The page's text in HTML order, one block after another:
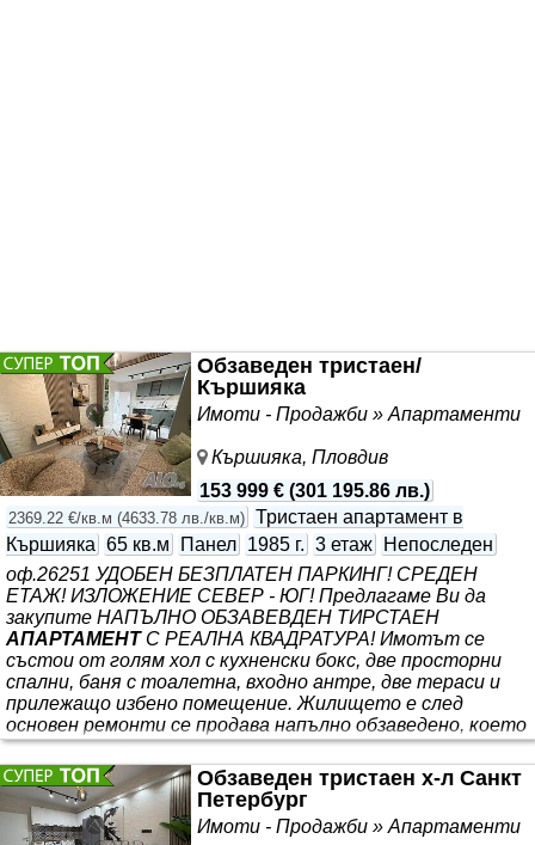
Обзаведен тристаен/
Кършияка
Имоти - Продажби » Апартаменти
Кършияка, Пловдив
153 999 € (301 195.86 лв.)
2369.22 €/кв.м (4633.78 лв./кв.м) Тристаен апартамент в
Кършияка 65 кв.м Панел 1985 г. 3 етаж
Непоследен
оф.26251 УДОБЕН БЕЗПЛАТЕН ПАРКИНГ! СРЕДЕН
ЕТАЖ! ИЗЛОЖЕНИЕ СЕВЕР - ЮГ! Предлагаме Ви да
закупите НАПЪЛНО ОБЗАВЕВДЕН ТИРСТАЕН
АПАРТАМЕНТС РЕАЛНА КВАДРАТУРА! Имотът се
състои от голям хол с кухненски бокс, две просторни
спални, баня с тоалетна, входно антре, две тераси и
прилежащо избено помещение. Жилището е след
основен ремонти се продава напълно обзаведено, което
Ви позволява да се нанесете веднага. Намира се в
близост до училища, детски градини, хранителни
магазини, удобен градски транспорт и всичко
необходимо за живеене. Авангард Риъл Естейт
предлага Висока сигурност при покупка на имот
Обзаведен тристаен х-л Санкт
Петербург
Имоти - Продажби » Апартаменти